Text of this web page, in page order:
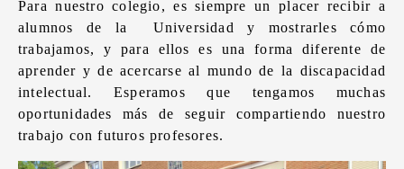
Para nuestro colegio, es siempre un placer recibir a
alumnos de la Universidad y mostrarles cómo
trabajamos, y para ellos es una forma diferente de
aprender y de acercarse al mundo de la discapacidad
intelectual. Esperamos que tengamos muchas
oportunidades más de seguir compartiendo nuestro
trabajo con futuros profesores.